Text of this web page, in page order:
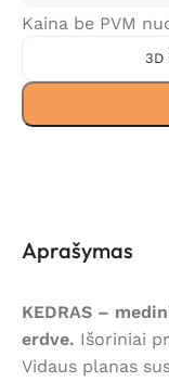
Kaina be PVM
3D
Aprašymas
KEDRAS –
erdve. Išoriniai
Vidaus planas